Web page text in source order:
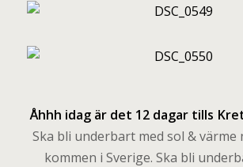
Åhhh idag är det 12 dagar tills
Ska bli underbart med sol &
kommen i Sverige. Ska bli